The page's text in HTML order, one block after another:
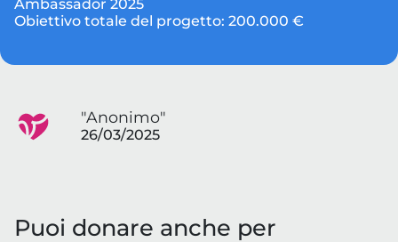
Ambassador 2025
Obiettivo totale del progetto: 200.000 €
"Anonimo"
26/03/2025
Puoi donare anche per